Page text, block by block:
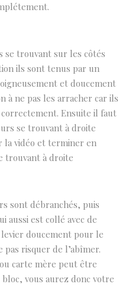
se trouvant sur les côtés
ils sont tenus par un
et doucement
à ne pas les arracher car ils
Ensuite il faut
se trouvant à droite
la vidéo et terminer en
trouvant à droite
sont débranchés, puis
aussi est collé avec de
doucement pour le
risquer de l’abîmer.
carte mère peut être
vous aurez donc votre